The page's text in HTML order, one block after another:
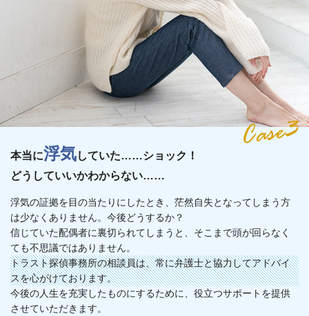
本当に浮気していた……ショック！
どうしていいかわからない……
浮気の証拠を目の当たりにしたとき、茫然自失となってしまう方
は少なくありません。今後どうするか？
信じていた配偶者に裏切られてしまうと、そこまで頭が回らなく
ても不思議ではありません。
トラスト探偵事務所の相談員は、常に弁護士と協力してアドバイ
スを心がけております。
今後の人生を充実したものにするために、役立つサポートを提供
させていただきます。